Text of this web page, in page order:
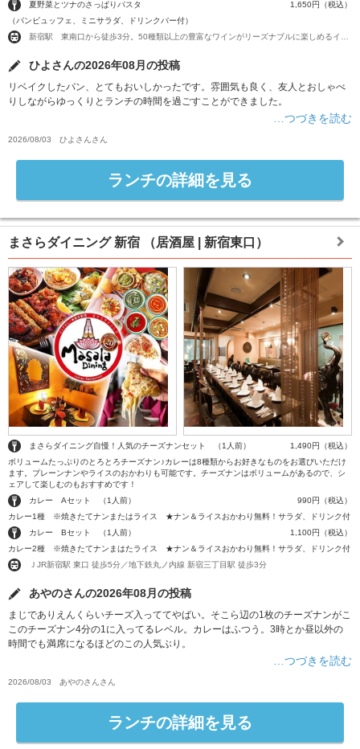
夏野菜とツナのさっぱりパスタ
1,650円（税込）
（パンビュッフェ、ミニサラダ、ドリンクバー付）
ひよさんの2026年08月の投稿
リベイクしたパン、とてもおいしかったです。雰囲気も良く、友人とおしゃべ
りしながらゆっくりとランチの時間を過ごすことができました。
…つづきを読む
2026/08/03 ひよさん さん
ランチの詳細を見る
まさらダイニング 新宿 （居酒屋 | 新宿東口）
まさらダイニング自慢！人気のチーズナンセット （1人前）
1,490円（税込）
ボリュームたっぷりのとろとろチーズナン♪カレーは8種類からお好きなものをお選びいただけ
ます。プレーンナンやライスのおかわりも可能です。チーズナンはボリュームがあるので、シ
ェアして楽しむのもおすすめです！
カレー Aセット （1人前）
990円（税込）
カレー1種 ※焼きたてナンまたはライス ★ナン＆ライスおかわり無料！サラダ、ドリンク付
カレー Bセット （1人前）
1,100円（税込）
カレー2種 ※焼きたてナンまはたライス ★ナン＆ライスおかわり無料！サラダ、ドリンク付
ＪJR新宿駅 東口 徒歩5分／地下鉄丸ノ内線 新宿三丁目駅 徒歩3分
あやのさんの2026年08月の投稿
まじでありえんくらいチーズ入っててやばい。そこら辺の1枚のチーズナンがこ
このチーズナン4分の1に入ってるレベル。カレーはふつう。3時とか昼以外の
時間でも満席になるほどのこの人気ぶり。
…つづきを読む
2026/08/03 あやのさん さん
ランチの詳細を見る